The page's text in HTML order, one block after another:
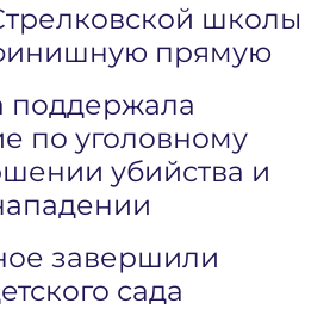
школы
прямую
поддержала
по уголовному
убийства и
завершили
сада